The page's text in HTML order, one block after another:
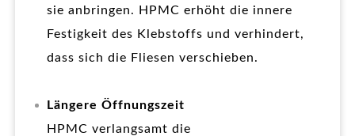
sie anbringen. HPMC erhöht die innere
Festigkeit des Klebstoffs und verhindert,
dass sich die Fliesen verschieben.
Längere Öffnungszeit
HPMC verlangsamt die